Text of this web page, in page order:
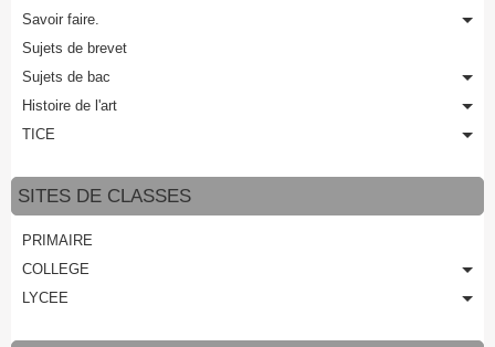
Savoir faire.
Sujets de brevet
Sujets de bac
Histoire de l'art
TICE
SITES DE CLASSES
PRIMAIRE
COLLEGE
LYCEE